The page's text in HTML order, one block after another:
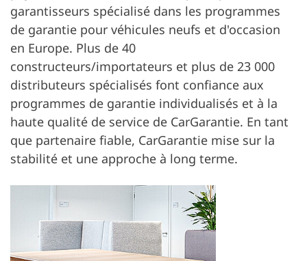
garantisseurs spécialisé dans les programmes
de garantie pour véhicules neufs et d'occasion
en Europe. Plus de 40
constructeurs/importateurs et plus de 23 000
distributeurs spécialisés font confiance aux
programmes de garantie individualisés et à la
haute qualité de service de CarGarantie. En tant
que partenaire fiable, CarGarantie mise sur la
stabilité et une approche à long terme.